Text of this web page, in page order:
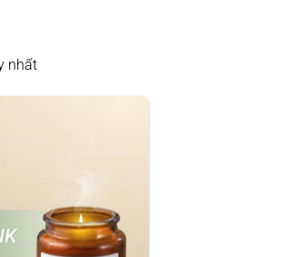
nhất